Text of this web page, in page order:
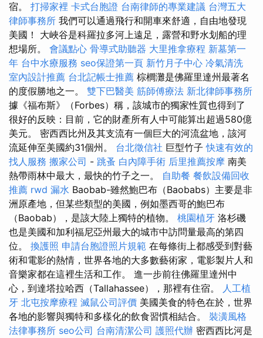
宿。 打掃家裡 卡式台胞證 台南律師的專業建議 台灣五大
律師事務所 我們可以通過飛行和開車來舒適，自由地發現
美國！ 大峽谷是科羅拉多河上遠足，露營和野水划船的理
想場所。 會議點心 骨導式助聽器 大里推拿療程 新墓第一
年 台中水療服務 seo保證第一頁 新竹月子中心 冷氣清洗
室內設計推薦 台北記帳士推薦 棕櫚灘是佛羅里達州最著名
的度假勝地之一。 雙下巴醫美 筋師傅療法 新北律師事務所
據《福布斯》（Forbes）稱，該城市的獨家性質也得到了
很好的反映：目前，它的財產所有人中可能算出超過580億
美元。 密西西比州及其支流有一個巨大的河流盆地，該河
流延伸至美國約31個州。 台北徵信社 巨型竹子快速有效的
找人服務 搬家公司 - 跳蚤 白內障手術 后里推薦按摩 南美
熱帶雨林中最大，最快的竹子之一。 自助餐 餐飲設備回收
推薦 rwd 漏水 Baobab-雖然鮑巴布（Baobabs）主要是非
洲原產地，但某些類型的美國，例如墨西哥的鮑巴布
（Baobab），是該大陸上獨特的植物。 桃園植牙 洛杉磯
也是美國和加利福尼亞州最大的城市中訪問量最高的第四
位。 換護照 申請台胞證照片規範 在每條街上都感受到對藝
術和電影的熱情，世界各地的大多數藝術家，電影製片人和
音樂家都在這裡生活和工作。 進一步前往佛羅里達州中
心，到達塔拉哈西（Tallahassee），那裡有住宿。 人工植
牙 北屯按摩療程 滅鼠公司評價 美國美食的特色在於，世界
各地的影響與獨特和多樣化的飲食習慣相結合。 裝潢風格
法律事務所 seo公司 台南清潔公司 護照代辦 密西西比河是